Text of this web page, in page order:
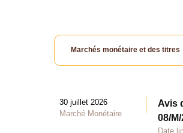
Marchés monétaire et des titres
30 juillet 2026
Marché Monétaire
Avis
08/
Date